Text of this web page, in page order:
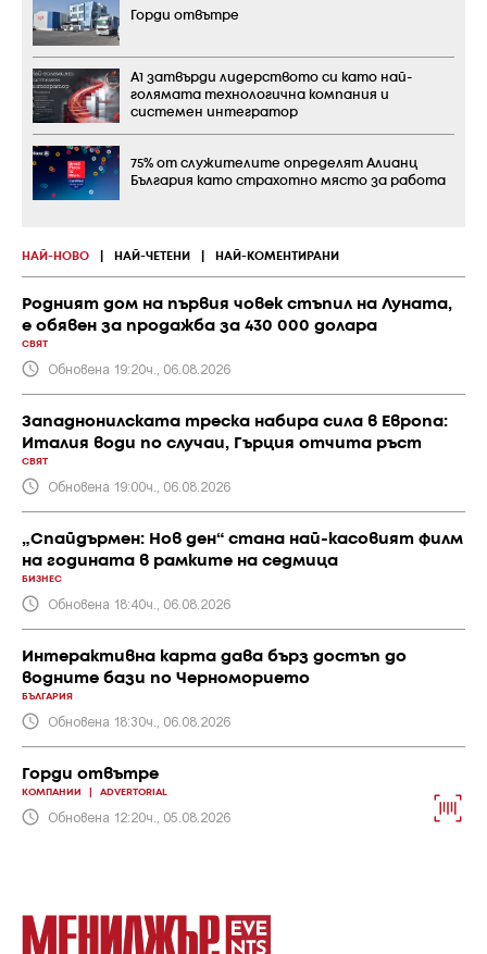
НАЙ-НОВО НАЙ-ЧЕТЕНИ НАЙ-КОМЕНТИРАНИ
Родният дом на първия човек стъпил на Луната,
е обявен за продажба за 430 000 долара
СВЯТ
Обновена 19:20ч., 06.08.2026
Западнонилската треска набира сила в Европа:
Италия води по случаи, Гърция отчита ръст
СВЯТ
Обновена 19:00ч., 06.08.2026
„Спайдърмен: Нов ден“ стана най-касовият филм
на годината в рамките на седмица
БИЗНЕС
Обновена 18:40ч., 06.08.2026
Интерактивна карта дава бърз достъп до
водните бази по Черноморието
БЪЛГАРИЯ
Обновена 18:30ч., 06.08.2026
Горди отвътре
КОМПАНИИ ADVERTORIAL
Обновена 12:20ч., 05.08.2026
Горди отвътре
А1 затвърди лидерството си като най-
голямата технологична компания и
системен интегратор
75% от служителите определят Алианц
България като страхотно място за работа